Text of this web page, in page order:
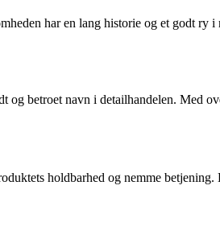
har en lang historie og et godt ry i
betroet navn i detailhandelen. Med
holdbarhed og nemme